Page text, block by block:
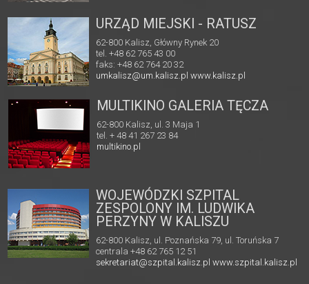
URZĄD MIEJSKI - RATUSZ
62-800 Kalisz, Główny Rynek 20
tel. +48 62 765 43 00
faks: +48 62 764 20 32
umkalisz@um.kalisz.plwww.kalisz.pl
MULTIKINO GALERIA TĘCZA
62-800 Kalisz, ul. 3 Maja 1
tel. + 48 41 267 23 84
multikino.pl
WOJEWÓDZKI SZPITAL
ZESPOLONY IM. LUDWIKA
PERZYNY W KALISZU
62-800 Kalisz, ul. Poznańska 79, ul. Toruńska 7
centrala +48 62 765 12 51
sekretariat@szpital.kalisz.pl www.szpital.kalisz.pl